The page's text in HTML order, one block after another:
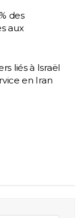
des
aux
liés à Israël
en Iran